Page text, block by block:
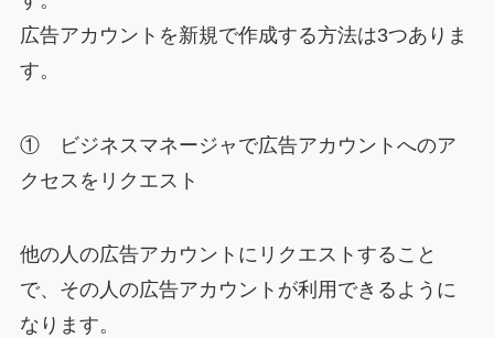
広告アカウントを新規で作成する方法は3つありま
す。
① ​​ビジネスマネージャで広告アカウントへのア
クセスをリクエスト
他の人の広告アカウントにリクエストすること
で、その人の広告アカウントが利用できるように
なります。